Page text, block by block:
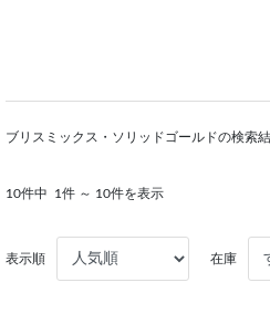
ブリスミックス・ソリッドゴールドの検索
10件中 1件 ～ 10件を表示
表示順 在庫